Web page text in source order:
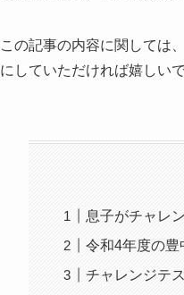
この記事の内容に関しては
にしていただければ嬉しいで
息子がチャレ
令和4年度の
チャレンジテ